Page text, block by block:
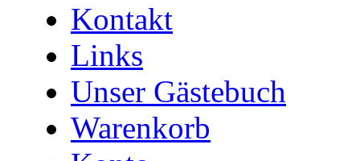
Kontakt
Links
Unser Gästebuch
Warenkorb